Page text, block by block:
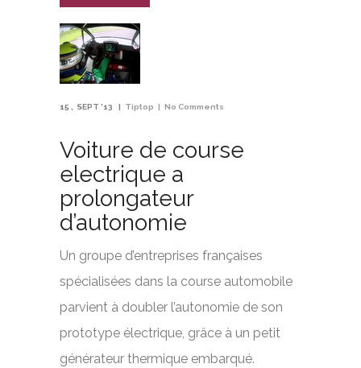
15 SEPT '13 Tiptop No Comments
Voiture de course
electrique a
prolongateur
d’autonomie
Un groupe d’entreprises françaises
spécialisées dans la course automobile
parvient à doubler l’autonomie de son
prototype électrique, grâce à un petit
générateur thermique embarqué.